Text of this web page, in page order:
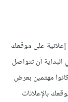
على موقعك
البداية أن تتواصل
مهتمين بعرض
بالإعلانات